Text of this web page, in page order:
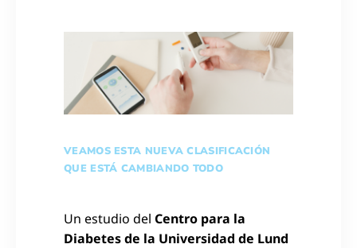
VEAMOS ESTA NUEVA CLASIFICACIÓN
QUE ESTÁ CAMBIANDO TODO
Un estudio del Centro para la
Diabetes de la Universidad de Lund